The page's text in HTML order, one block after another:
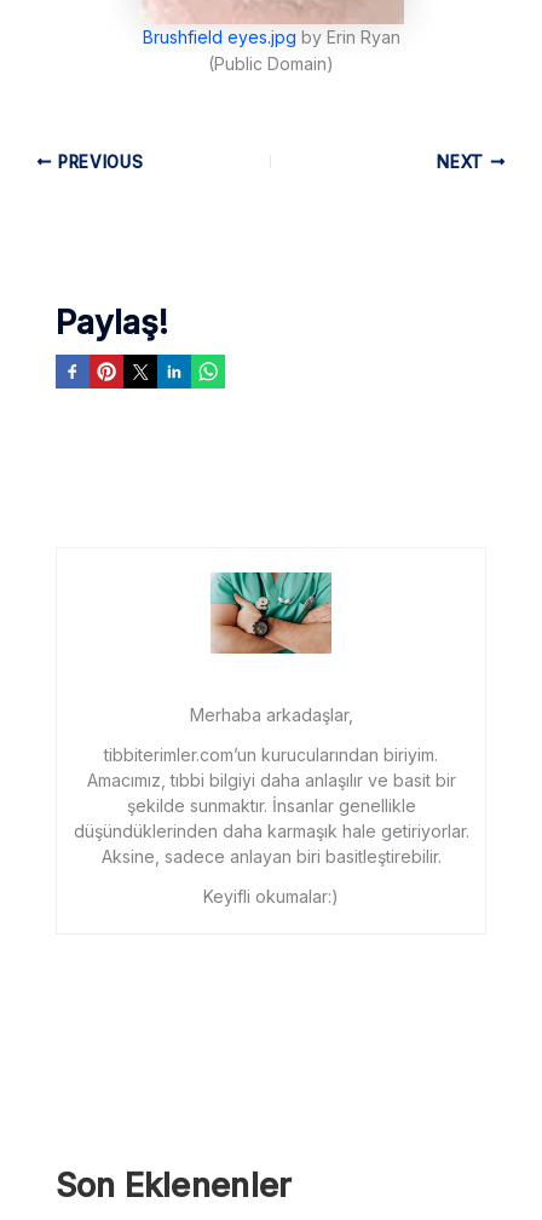
Brushfield eyes.jpg by Erin Ryan
(Public Domain)
PREVIOUS NEXT
Paylaş!
Merhaba arkadaşlar,
tibbiterimler.com’un kurucularından biriyim.
Amacımız, tıbbi bilgiyi daha anlaşılır ve basit bir
şekilde sunmaktır. İnsanlar genellikle
düşündüklerinden daha karmaşık hale getiriyorlar.
Aksine, sadece anlayan biri basitleştirebilir.
Keyifli okumalar:)
Son Eklenenler